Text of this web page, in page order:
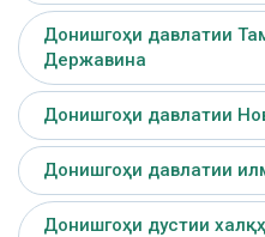
Донишгоҳи давлатии
Державина
Донишгоҳи давлатии
Донишгоҳи давлатии
Донишгоҳи дустии